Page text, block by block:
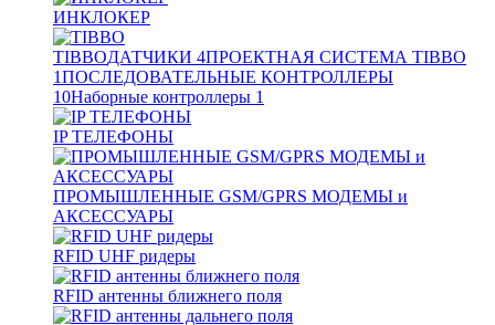
ИНКЛОКЕР
TIBBOДАТЧИКИ 4ПРОЕКТНАЯ СИСТЕМА TIBBO
1ПОСЛЕДОВАТЕЛЬНЫЕ КОНТРОЛЛЕРЫ
10Наборные контроллеры 1
IP ТЕЛЕФОНЫ
ПРОМЫШЛЕННЫЕ GSM/GPRS МОДЕМЫ и
АКСЕССУАРЫ
RFID UHF ридеры
RFID антенны ближнего поля